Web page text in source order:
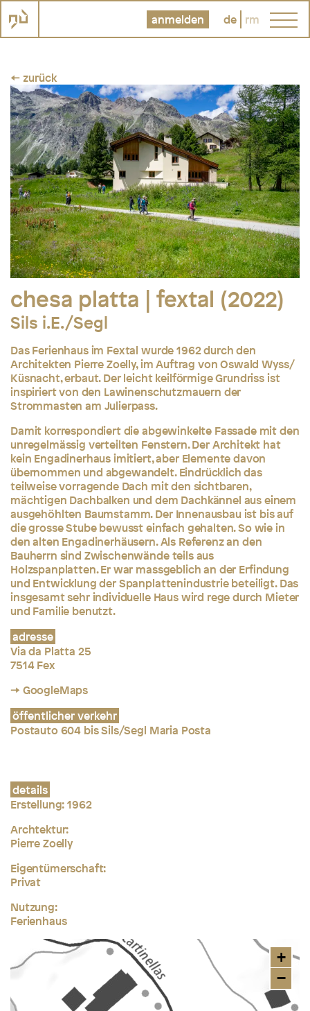
anmelden de rm
← zurück
chesa platta | fextal (2022)
Sils i.E./Segl
Das Ferienhaus im Fextal wurde 1962 durch den
Architekten Pierre Zoelly, im Auftrag von Oswald Wyss/
Küsnacht, erbaut. Der leicht keilförmige Grundriss ist
inspiriert von den Lawinenschutzmauern der
Strommasten am Julierpass.
Damit korrespondiert die abgewinkelte Fassade mit den
unregelmässig verteilten Fenstern. Der Architekt hat
kein Engadinerhaus imitiert, aber Elemente davon
übernommen und abgewandelt. Eindrücklich das
teilweise vorragende Dach mit den sichtbaren,
mächtigen Dachbalken und dem Dachkännel aus einem
ausgehöhlten Baumstamm. Der Innenausbau ist bis auf
die grosse Stube bewusst einfach gehalten. So wie in
den alten Engadinerhäusern. Als Referenz an den
Bauherrn sind Zwischenwände teils aus
Holzspanplatten. Er war massgeblich an der Erfindung
und Entwicklung der Spanplattenindustrie beteiligt. Das
insgesamt sehr individuelle Haus wird rege durch Mieter
und Familie benutzt.
adresse
Via da Platta 25
7514 Fex
→ GoogleMaps
öffentlicher verkehr
Postauto 604 bis Sils/Segl Maria Posta
details
Erstellung: 1962
Archtektur:
Pierre Zoelly
Eigentümerschaft:
Privat
Nutzung:
Ferienhaus
+
−